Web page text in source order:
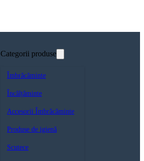
Categorii produse
Îmbrăcăminte
Încălțăminte
Accesorii Îmbrăcăminte
Produse de igienă
Scutece